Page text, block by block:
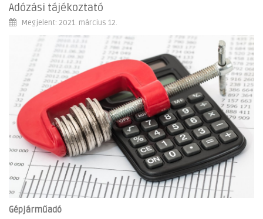
Adózási tájékoztató
Megjelent: 2021. március 12.
Gépjárműadó